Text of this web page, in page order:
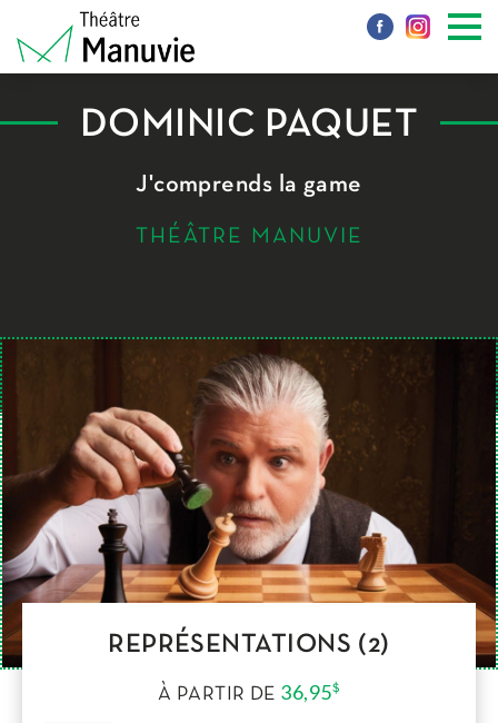
DOMINIC PAQUET
J'comprends la game
THÉÂTRE MANUVIE
REPRÉSENTATIONS (2)
À PARTIR DE 36,95$